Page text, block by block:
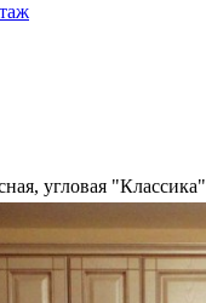
угловая "Классика"